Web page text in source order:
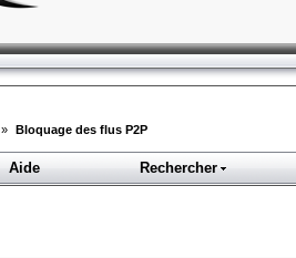
» Bloquage des flus P2P
Aide Rechercher